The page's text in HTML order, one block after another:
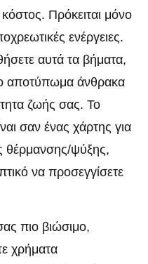
Πρόκειται μόνο
ενέργειες.
αυτά τα βήματα,
αποτύπωμα άνθρακα
ζωής σας. Το
σαν ένας χάρτης για
θέρμανσης/ψύξης,
να προσεγγίσετε
πιο βιώσιμο,
χρήματα